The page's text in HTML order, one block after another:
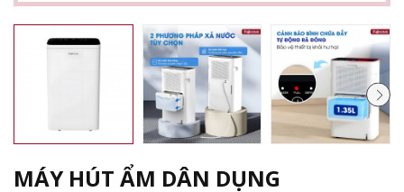
MÁY HÚT ẨM DÂN DỤNG